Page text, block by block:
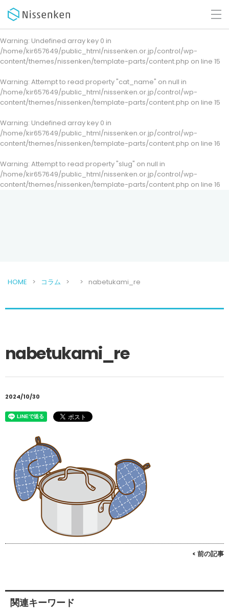
Warning: Undefined array key 0 in
/home/kir657649/public_html/nissenken.or.jp/control/wp-
content/themes/nissenken/template-parts/content.php on line 15
Warning: Attempt to read property "cat_name" on null in
/home/kir657649/public_html/nissenken.or.jp/control/wp-
content/themes/nissenken/template-parts/content.php on line 15
Warning: Undefined array key 0 in
/home/kir657649/public_html/nissenken.or.jp/control/wp-
content/themes/nissenken/template-parts/content.php on line 16
Warning: Attempt to read property "slug" on null in
/home/kir657649/public_html/nissenken.or.jp/control/wp-
content/themes/nissenken/template-parts/content.php on line 16
HOME コラム nabetukami_re
nabetukami_re
2024/10/30
< 前の記事
関連キーワード